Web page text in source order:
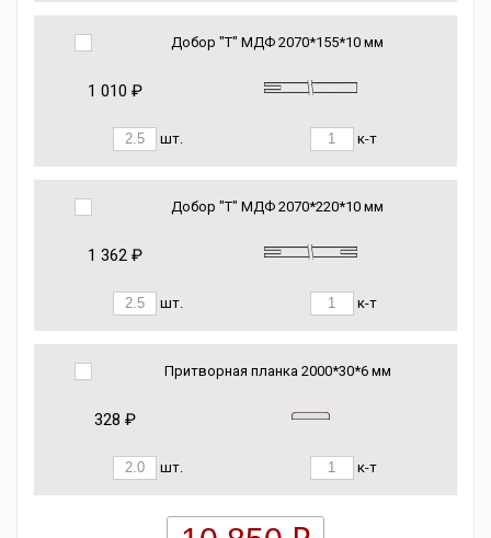
Добор "Т" МДФ 2070*155*10 мм
1 010 ₽
шт. к-т
Добор "Т" МДФ 2070*220*10 мм
1 362 ₽
шт. к-т
Притворная планка 2000*30*6 мм
328 ₽
шт. к-т